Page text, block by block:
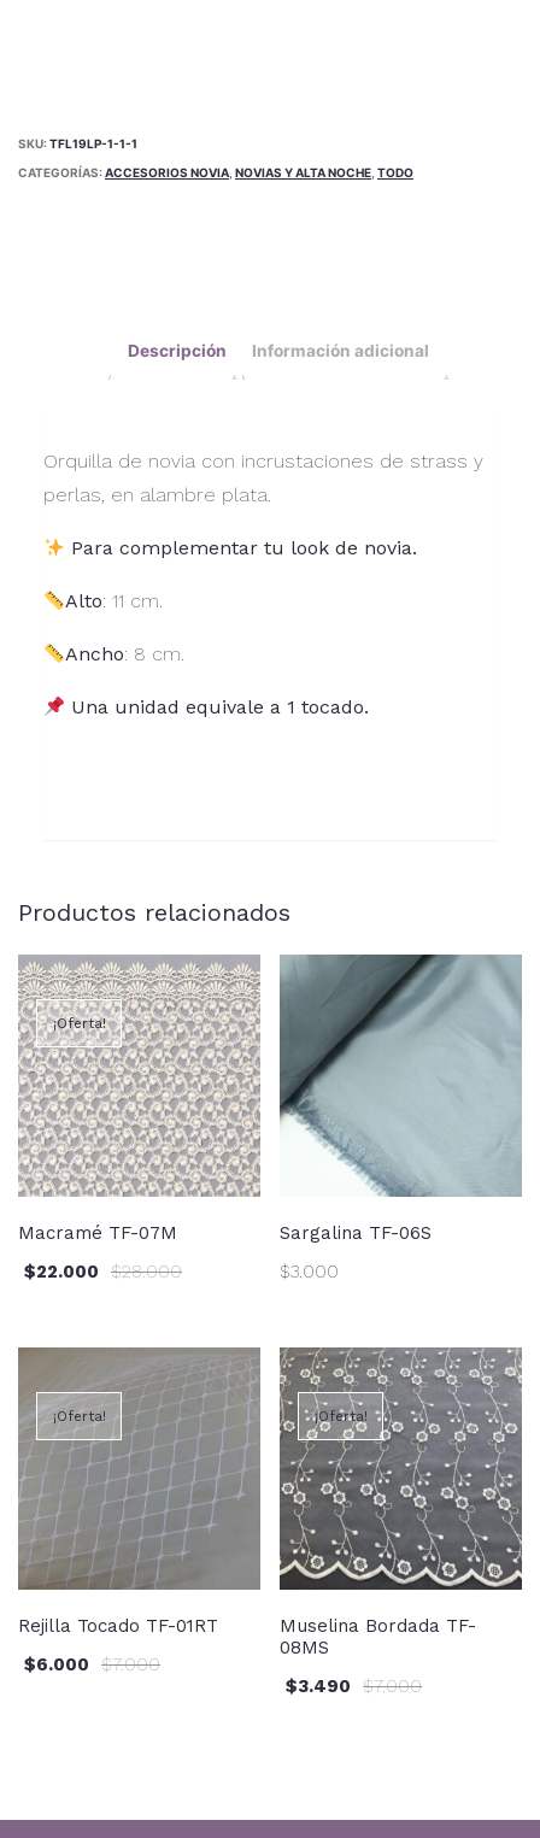
SKU:TFL19LP-1-1-1
CATEGORÍAS:ACCESORIOS NOVIA, NOVIAS Y ALTA NOCHE, TODO
Descripción Información adicional
Orquilla de novia con incrustaciones de strass y
perlas, en alambre plata.
Para complementar tu look de novia.
Alto: 11 cm.
Ancho: 8 cm.
Una unidad equivale a 1 tocado.
Productos relacionados
¡Oferta!
Macramé TF-07M
$28.000
$22.000
Sargalina TF-06S
$3.000
¡Oferta!
Rejilla Tocado TF-01RT
$7.000
$6.000
¡Oferta!
Muselina Bordada TF-
08MS
$7.000
$3.490